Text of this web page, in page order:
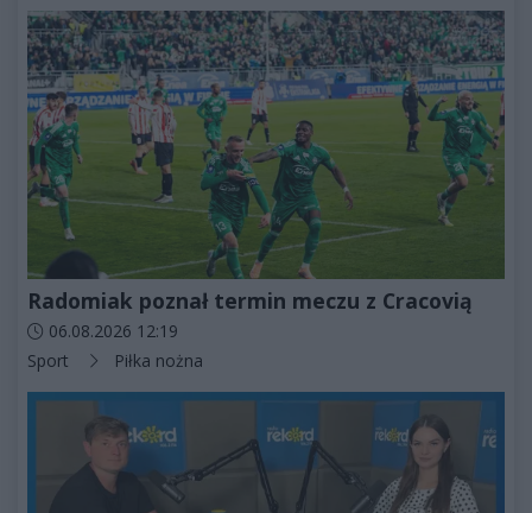
Radomiak poznał termin meczu z Cracovią
Data dodania artykułu:
06.08.2026 12:19
Kategorie artykułu:
Sport Piłka nożna